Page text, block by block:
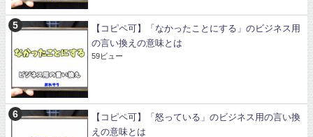
【コピペ可】「なかったことにする」のビジネス用
の言い換えの意味とは
59ビュー
【コピペ可】「怒っている」のビジネス用の言い換
えの意味とは